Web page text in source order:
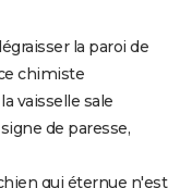
la paroi de
chimiste
vaisselle sale
de paresse,
qui éternue n'est